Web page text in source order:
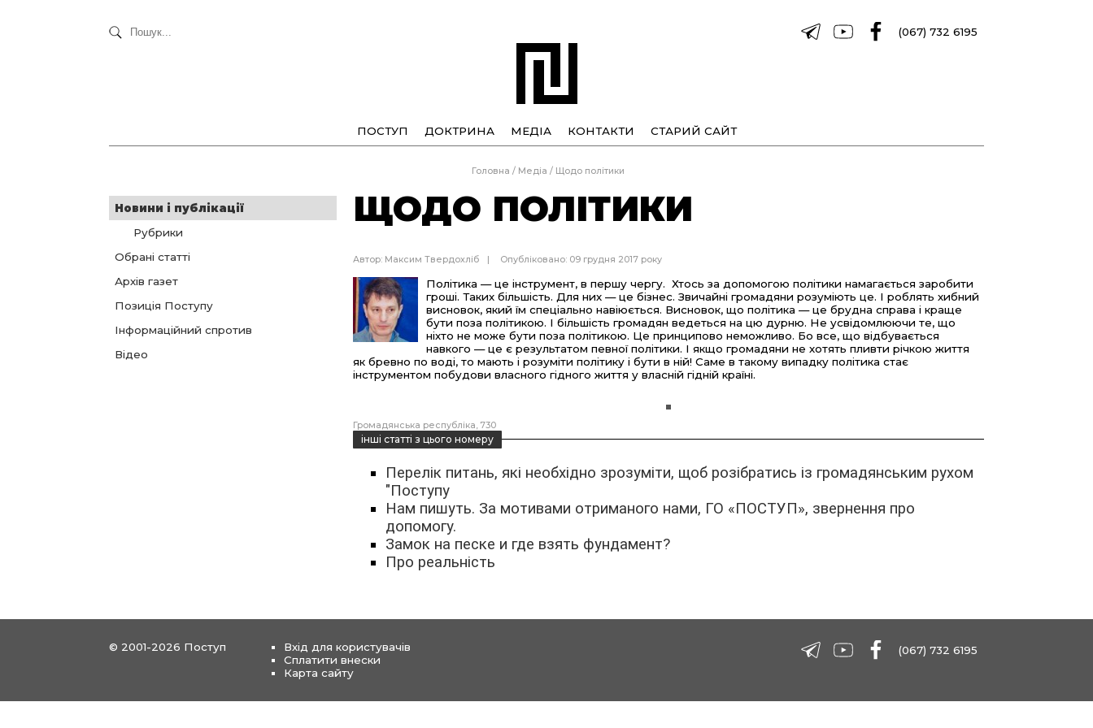
(067) 732 6195
ПОСТУП ДОКТРИНА МЕДІА КОНТАКТИ СТАРИЙ САЙТ
Головна / Медіа / Щодо політики
Новини і публікації
Рубрики
Обрані статті
Архів газет
Позиція Поступу
Інформаційний спротив
Відео
ЩОДО ПОЛІТИКИ
Автор: Максим Твердохліб Опубліковано: 09 грудня 2017 року
Політика — це інструмент, в першу чергу. Хтось за допомогою політики намагається заробити
гроші. Таких більшість. Для них — це бізнес. Звичайні громадяни розуміють це. І роблять хибний
висновок, який їм спеціально навіюється. Висновок, що політика — це брудна справа і краще
бути поза політикою. І більшість громадян ведеться на цю дурню. Не усвідомлюючи те, що
ніхто не може бути поза політикою. Це принципово неможливо. Бо все, що відбувається
навкого — це є результатом певної політики. І якщо громадяни не хотять пливти річкою життя
як бревно по воді, то мають і розуміти політику і бути в ній! Саме в такому випадку політика стає
інструментом побудови власного гідного життя у власній гідній країні.
Громадянська республіка 730
інші статті з цього номеру
Перелік питань, які необхідно зрозуміти, щоб розібратись із громадянським рухом
"Поступу
Нам пишуть. За мотивами отриманого нами, ГО «ПОСТУП», звернення про
допомогу.
Замок на песке и где взять фундамент?
Про реальність
© 2001-2026 Поступ
Вхід для користувачів
Сплатити внески
Карта сайту
(067) 732 6195